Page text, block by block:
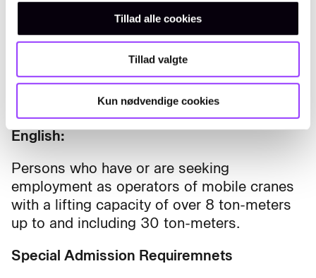
Tillad alle cookies
Tillad valgte
Kun nødvendige cookies
tekniske hjælpemiddel enten ved gyldigt
helbredserklæring, som gives i
forbindelse med udstedelse af kørekort,
jf. Arbejdstilsynets bestemmelser
English:
Persons who have or are seeking
employment as operators of mobile cranes
with a lifting capacity of over 8 ton-meters
up to and including 30 ton-meters.
Special Admission Requiremnets